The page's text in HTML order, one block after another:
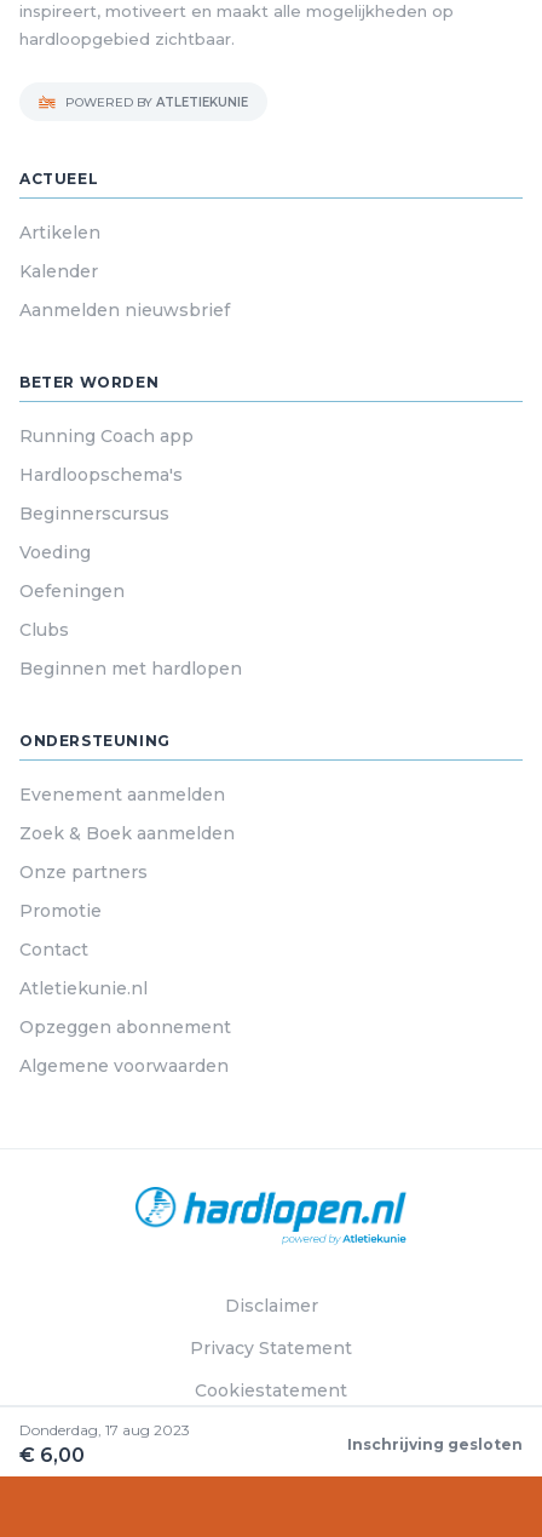
Donderdag, 17 aug 2023
€ 6,00 Inschrijving gesloten
inspireert, motiveert en maakt alle mogelijkheden op
hardloopgebied zichtbaar.
POWERED BY ATLETIEKUNIE
ACTUEEL
Artikelen
Kalender
Aanmelden nieuwsbrief
BETER WORDEN
Running Coach app
Hardloopschema's
Beginnerscursus
Voeding
Oefeningen
Clubs
Beginnen met hardlopen
ONDERSTEUNING
Evenement aanmelden
Zoek & Boek aanmelden
Onze partners
Promotie
Contact
Atletiekunie.nl
Opzeggen abonnement
Algemene voorwaarden
Disclaimer
Privacy Statement
Cookiestatement
© Hardlopen.nl 2026. Alle rechten voorbehouden.